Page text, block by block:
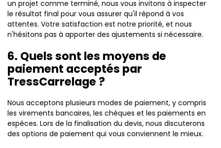
un projet comme terminé, nous vous invitons à inspecter
le résultat final pour vous assurer qu'il répond à vos
attentes. Votre satisfaction est notre priorité, et nous
n'hésitons pas à apporter des ajustements si nécessaire.
6. Quels sont les moyens de
paiement acceptés par
TressCarrelage ?
Nous acceptons plusieurs modes de paiement, y compris
les virements bancaires, les chèques et les paiements en
espèces. Lors de la finalisation du devis, nous discuterons
des options de paiement qui vous conviennent le mieux.